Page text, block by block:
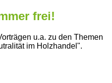
frei!
u.a. zu den Themen
im Holzhandel
.